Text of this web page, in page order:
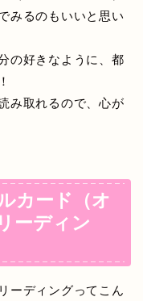
みるのもいいと思い
の好きなように、都
み取れるので、心が
カード（オ
ーディン
ーディングってこん